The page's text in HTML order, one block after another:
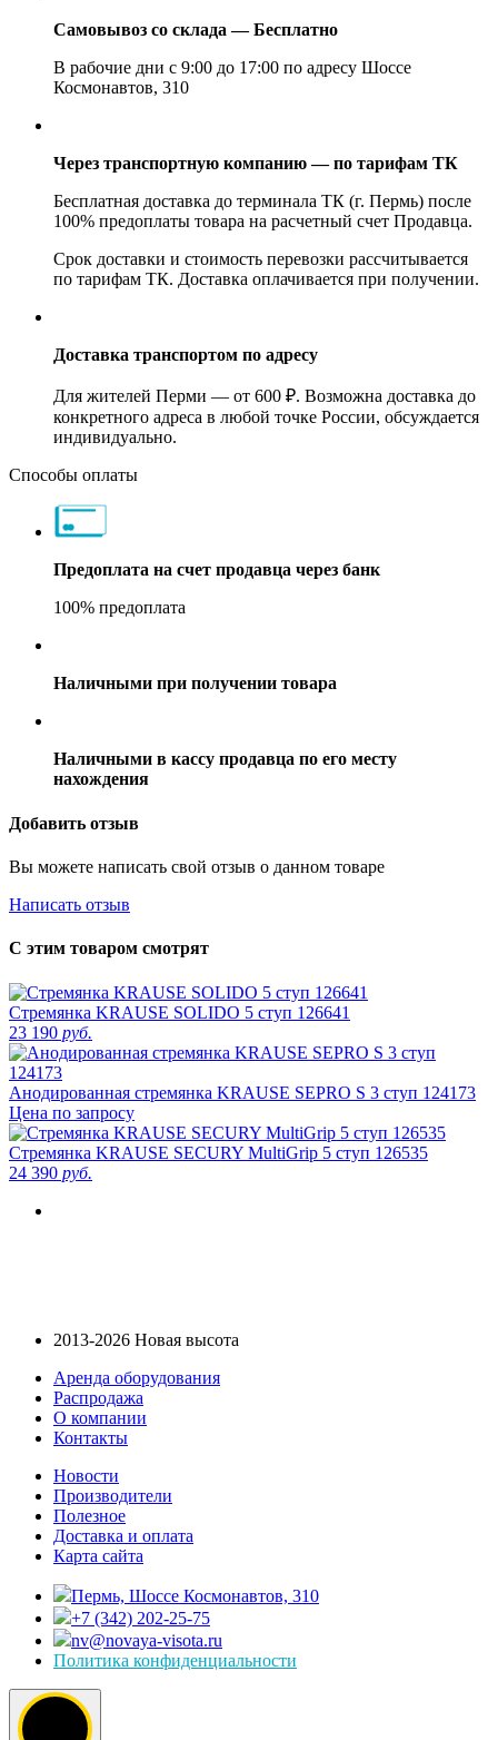
Самовывоз со склада — Бесплатно
В рабочие дни с 9:00 до 17:00 по адресу Шоссе
Космонавтов, 310
Через транспортную компанию — по тарифам ТК
Бесплатная доставка до терминала ТК (г. Пермь) после
100% предоплаты товара на расчетный счет Продавца.
Срок доставки и стоимость перевозки рассчитывается
по тарифам ТК. Доставка оплачивается при получении.
Доставка транспортом по адресу
Для жителей Перми — от 600 ₽. Возможна доставка до
конкретного адреса в любой точке России, обсуждается
индивидуально.
Способы оплаты
Предоплата на счет продавца через банк
100% предоплата
Наличными при получении товара
Наличными в кассу продавца по его месту
нахождения
Добавить отзыв
Вы можете написать свой отзыв о данном товаре
Написать отзыв
С этим товаром смотрят
Стремянка KRAUSE SOLIDO 5 ступ 126641
23 190 руб.
Анодированная стремянка KRAUSE SEPRO S 3 ступ 124173
Цена по запросу
Стремянка KRAUSE SECURY MultiGrip 5 ступ 126535
24 390 руб.
2013-2026 Новая высота
Аренда оборудования
Распродажа
О компании
Контакты
Новости
Производители
Полезное
Доставка и оплата
Карта сайта
Пермь, Шоссе Космонавтов, 310
+7 (342) 202-25-75
nv@novaya-visota.ru
Политика конфиденциальности